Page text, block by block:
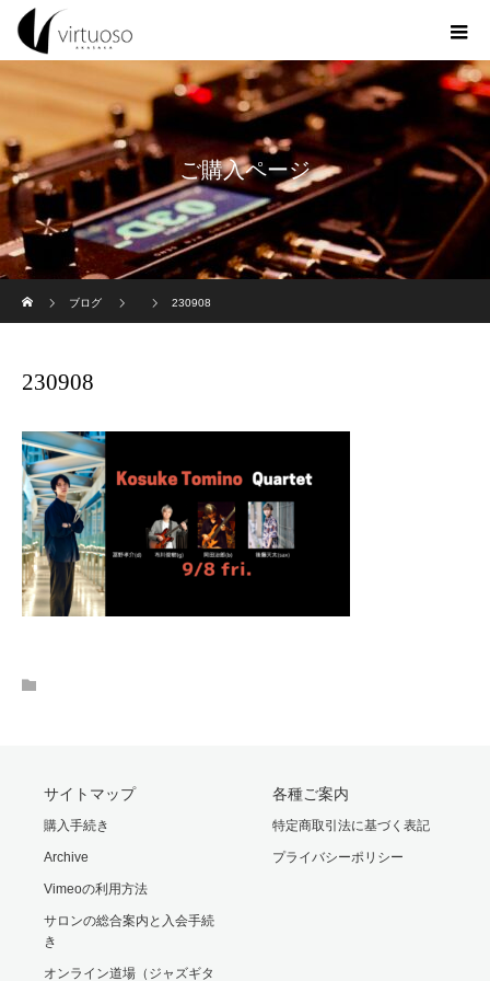
ご購入ページ
ブログ
230908
230908
サイトマップ
購入手続き
Archive
Vimeoの利用方法
サロンの総合案内と入会手続
き
オンライン道場（ジャズギタ
各種ご案内
特定商取引法に基づく表記
プライバシーポリシー